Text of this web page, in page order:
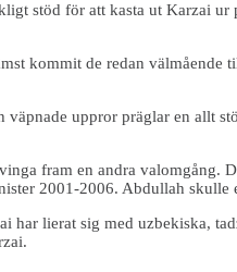
stöd för att kasta ut Karzai ur
kommit de redan
uppror präglar en allt
fram en andra valomgång.
2001-2006. Abdullah
lierat sig med uzbekiska,